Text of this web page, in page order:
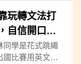
玩轉文法打
自信開口說
同學是花式跳繩
國比賽用英文與